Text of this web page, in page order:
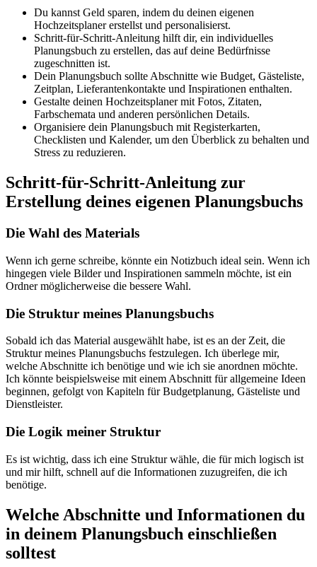
Du kannst Geld sparen, indem du deinen eigenen
Hochzeitsplaner erstellst und personalisierst.
Schritt-für-Schritt-Anleitung hilft dir, ein individuelles
Planungsbuch zu erstellen, das auf deine Bedürfnisse
zugeschnitten ist.
Dein Planungsbuch sollte Abschnitte wie Budget, Gästeliste,
Zeitplan, Lieferantenkontakte und Inspirationen enthalten.
Gestalte deinen Hochzeitsplaner mit Fotos, Zitaten,
Farbschemata und anderen persönlichen Details.
Organisiere dein Planungsbuch mit Registerkarten,
Checklisten und Kalender, um den Überblick zu behalten und
Stress zu reduzieren.
Schritt-für-Schritt-Anleitung zur
Erstellung deines eigenen Planungsbuchs
Die Wahl des Materials
Wenn ich gerne schreibe, könnte ein Notizbuch ideal sein. Wenn ich
hingegen viele Bilder und Inspirationen sammeln möchte, ist ein
Ordner möglicherweise die bessere Wahl.
Die Struktur meines Planungsbuchs
Sobald ich das Material ausgewählt habe, ist es an der Zeit, die
Struktur meines Planungsbuchs festzulegen. Ich überlege mir,
welche Abschnitte ich benötige und wie ich sie anordnen möchte.
Ich könnte beispielsweise mit einem Abschnitt für allgemeine Ideen
beginnen, gefolgt von Kapiteln für Budgetplanung, Gästeliste und
Dienstleister.
Die Logik meiner Struktur
Es ist wichtig, dass ich eine Struktur wähle, die für mich logisch ist
und mir hilft, schnell auf die Informationen zuzugreifen, die ich
benötige.
Welche Abschnitte und Informationen du
in deinem Planungsbuch einschließen
solltest